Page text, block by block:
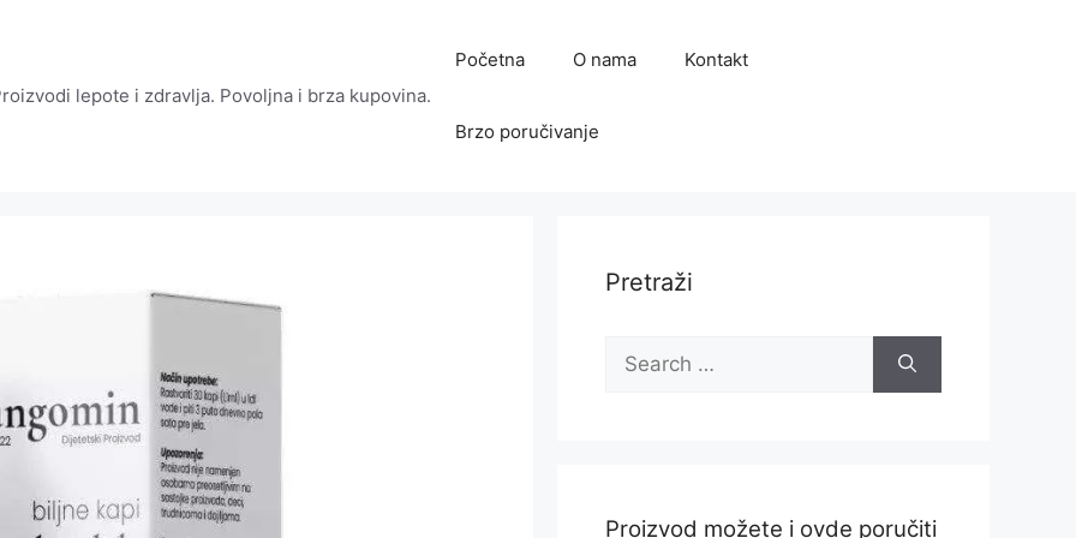
lepote i zdravlja. Povoljna i brza kupovina.
Početna O nama Kontakt
Brzo poručivanje
Pretraži
Search
for:
Proizvod možete i ovde poručiti